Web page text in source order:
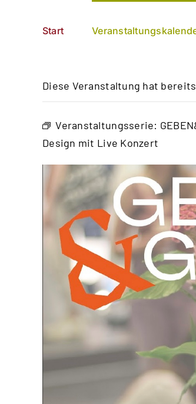
Start
Diese Veranstaltung hat
Veranstaltungsserie:
Design mit Live Konzert